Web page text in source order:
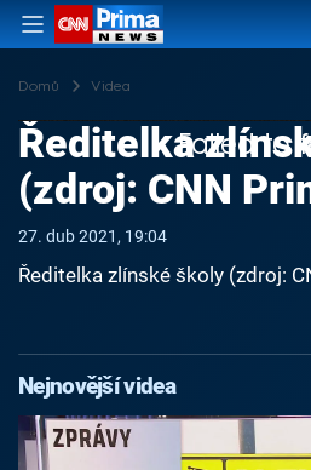
Domů Videa
Failed to
Ředitelka
(zdroj: CNN
27. dub 2021, 19:04
Ředitelka zlínské školy (zdroj:
Nejnovější videa